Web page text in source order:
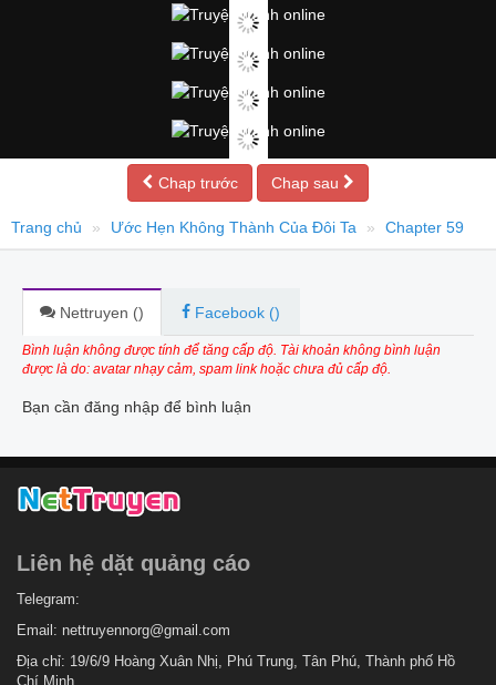
Chap trước Chap sau
Trang chủ Ước Hẹn Không Thành Của Đôi Ta Chapter 59
Nettruyen () Facebook ()
Bình luận không được tính để tăng cấp độ. Tài khoản không bình luận
được là do: avatar nhạy cảm, spam link hoặc chưa đủ cấp độ.
Bạn cần đăng nhập để bình luận
Liên hệ dặt quảng cáo
Telegram:
Email: nettruyennorg@gmail.com
Địa chỉ: 19/6/9 Hoàng Xuân Nhị, Phú Trung, Tân Phú, Thành phố Hồ
Chí Minh